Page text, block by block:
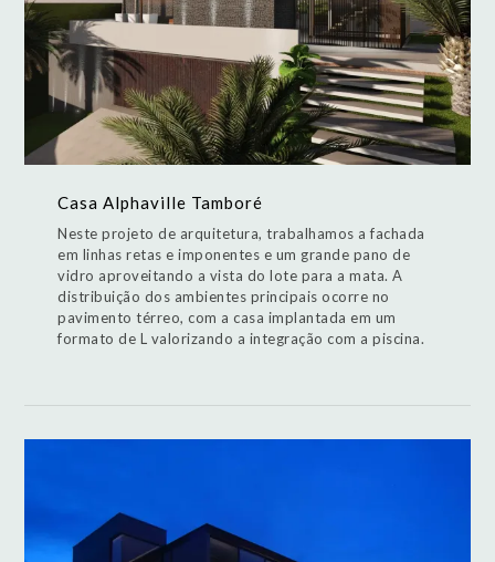
Casa Alphaville Tamboré
Neste projeto de arquitetura, trabalhamos a fachada
em linhas retas e imponentes e um grande pano de
vidro aproveitando a vista do lote para a mata. A
distribuição dos ambientes principais ocorre no
pavimento térreo, com a casa implantada em um
formato de L valorizando a integração com a piscina.